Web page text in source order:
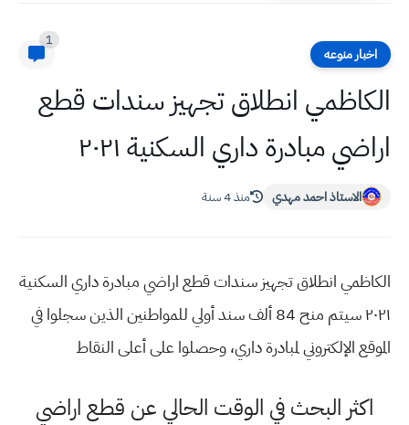
اخبار منوعه
1
الكاظمي انطلاق تجهيز سندات قطع
اراضي مبادرة داري السكنية ٢٠٢١
الاستاذ احمد مهدي منذ 4 سنة
الكاظمي انطلاق تجهيز سندات قطع اراضي مبادرة داري السكنية
٢٠٢١ سيتم منح 84 ألف سند أولي للمواطنين الذين سجلوا في
الموقع الإلكتروني لمبادرة داري، وحصلوا على أعلى النقاط
اكثر البحث في الوقت الحالي عن قطع اراضي